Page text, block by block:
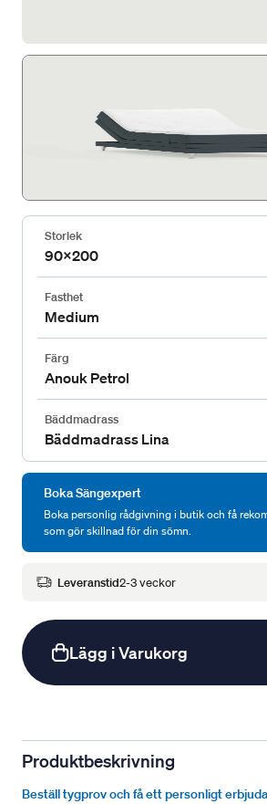
Storlek
90x200
Fasthet
Medium
Färg
Anouk Petrol
Bäddmadrass
Bäddmadrass Lina
Boka Sängexpert
Boka personlig rådgivning i butik och få
som gör skillnad för din sömn.
Leveranstid2-3 veckor
Lägg i Varukorg
Produktbeskrivning
Beställ tygprov och få ett personligt